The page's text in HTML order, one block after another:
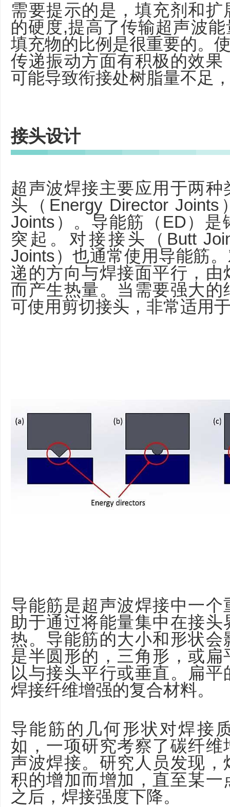
需要提示的是，填充剂和
的硬度,提高了传输超声波
填充物的比例是很重要的。
传递振动方面有积极的效
可能导致衔接处树脂量不足
接头设计
超声波焊接主要应用于两
头（Energy Director
Joints）。导能筋（ED）
突起。对接接头（Butt
Joints）也通常使用导能筋
递的方向与焊接面平行，
而产生热量。当需要强大
可使用剪切接头，非常适用
导能筋是超声波焊接中一
助于通过将能量集中在接
热。导能筋的大小和形状
是半圆形的，三角形，或
以与接头平行或垂直。扁
焊接纤维增强的复合材料。
导能筋的几何形状对焊接
如，一项研究考察了碳纤
声波焊接。研究人员发现
积的增加而增加，直至某
之后，焊接强度下降。